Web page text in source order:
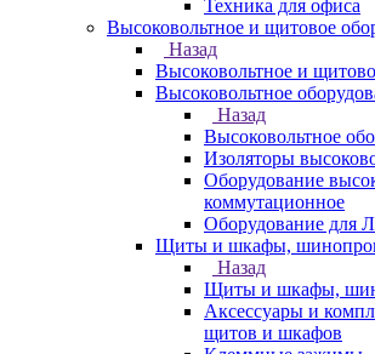
Техника для офиса
Высоковольтное и щитовое
Назад
Высоковольтное и
Высоковольтное
Назад
Высоковольтное
Изоляторы
Оборудование
коммутационное
Оборудование для
Щиты и шкафы,
Назад
Щиты и шкафы,
Аксессуары и
щитов и шкафов